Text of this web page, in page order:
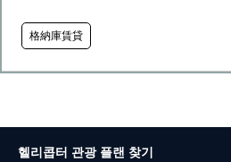
格納庫賃貸
헬리콥터 관광 플랜 찾기